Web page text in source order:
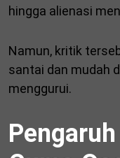
hingga alienasi
Namun, kritik
santai dan mudah
menggurui.